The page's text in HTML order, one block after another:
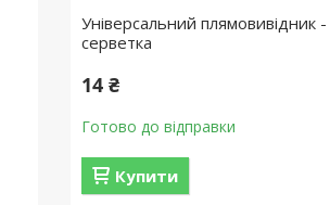
Універсальний плямовивідник -
серветка
14 ₴
Готово до відправки
Купити